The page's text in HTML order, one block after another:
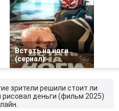
Встать на ноги
(сериал)
зрители решили стоит ли
деньги (фильм 2025)